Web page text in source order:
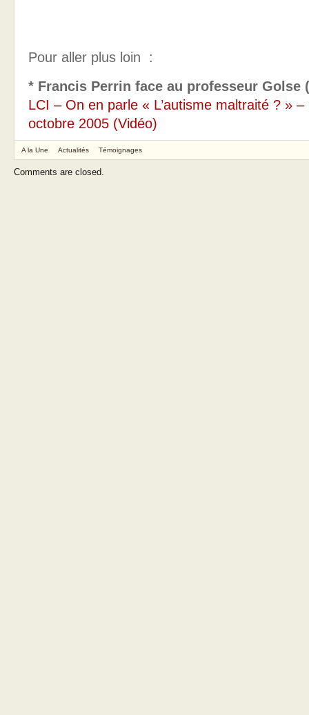
Pour aller plus loin :
* Francis Perrin face au professeur Golse
LCI – On en parle « L’autisme maltraité ? »
octobre 2005 (Vidéo)
A la Une Actualités Témoignages
Comments are closed.